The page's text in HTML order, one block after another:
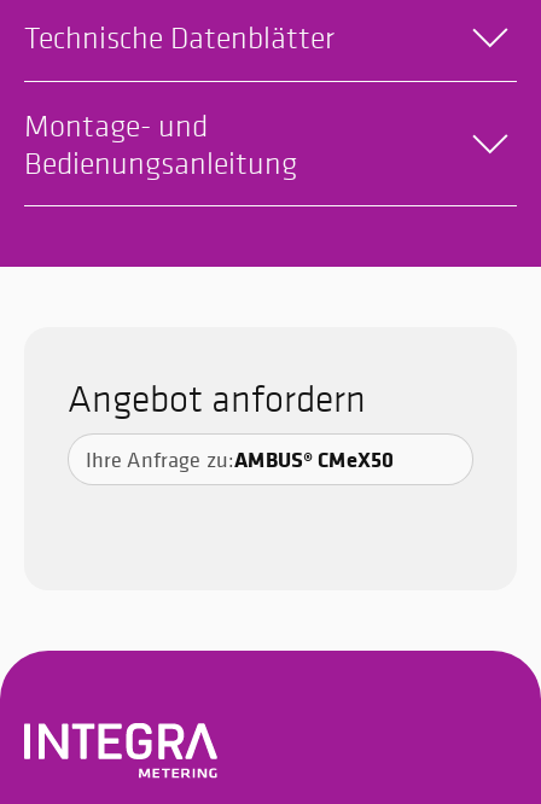
Technische Datenblätter
Montage- und
Bedienungsanleitung
Angebot anfordern
Ihre Anfrage zu:AMBUS® CMeX50